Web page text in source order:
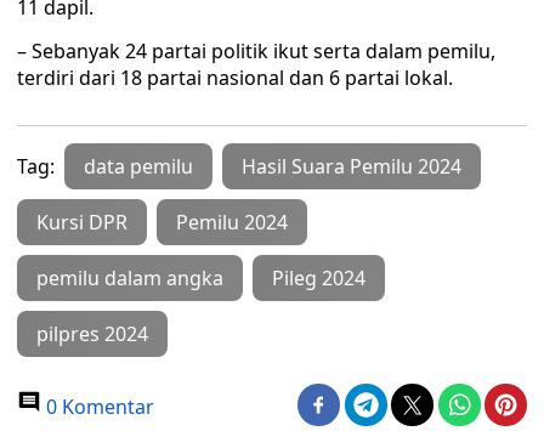
11 dapil.
– Sebanyak 24 partai politik ikut serta dalam pemilu,
terdiri dari 18 partai nasional dan 6 partai lokal.
Tag: data pemilu Hasil Suara Pemilu 2024
Kursi DPR Pemilu 2024
pemilu dalam angka Pileg 2024
pilpres 2024
0 Komentar